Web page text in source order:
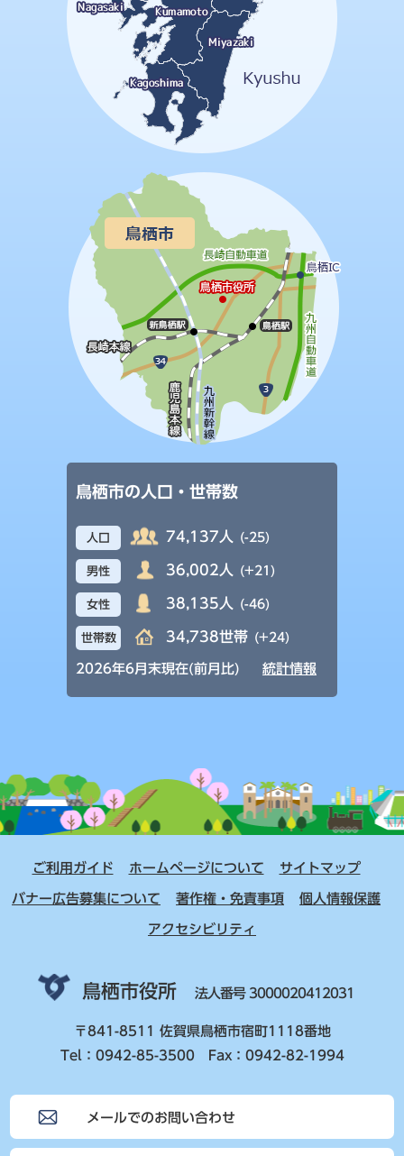
鳥栖市の人口・世帯数
人口 74,137人 (-25)
男性 36,002人 (+21)
女性 38,135人 (-46)
世帯数 34,738世帯 (+24)
2026年6月末現在(前月比) 統計情報
ご利用ガイド ホームページについて サイトマップ
バナー広告募集について 著作権・免責事項 個人情報保護
アクセシビリティ
鳥栖市役所 法人番号 3000020412031
〒841-8511 佐賀県鳥栖市宿町1118番地
Tel：0942-85-3500 Fax：0942-82-1994
メールでのお問い合わせ